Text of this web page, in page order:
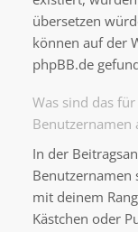
übersetzen
können auf der
phpBB.de
Was sind das
Benutzernamen
In der
Benutzernamen
mit deinem
Kästchen oder